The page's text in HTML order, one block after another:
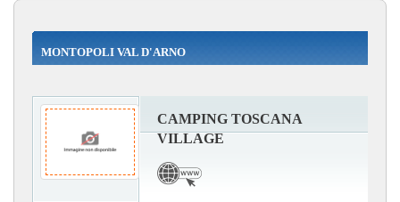
MONTOPOLI VAL D'ARNO
CAMPING TOSCANA
VILLAGE